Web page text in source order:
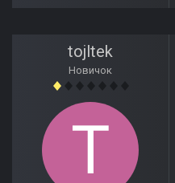
tojltek
Новичок